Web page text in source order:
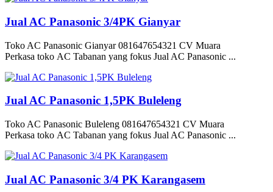
Jual AC Panasonic 3/4PK Gianyar
Toko AC Panasonic Gianyar 081647654321 CV Muara
Perkasa toko AC Tabanan yang fokus Jual AC Panasonic ...
Jual AC Panasonic 1,5PK Buleleng
Toko AC Panasonic Buleleng 081647654321 CV Muara
Perkasa toko AC Tabanan yang fokus Jual AC Panasonic ...
Jual AC Panasonic 3/4 PK Karangasem